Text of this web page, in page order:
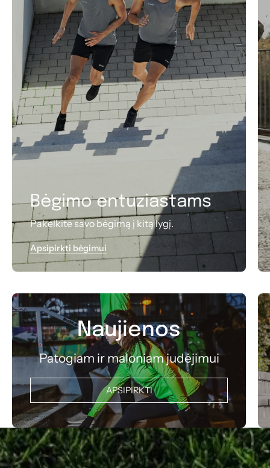
Bėgimo entuziastams
Pakelkite savo bėgimą į kitą lygį.
Apsipirkti bėgimui
Naujienos
Patogiam ir maloniam judėjimui
APSIPIRKTI